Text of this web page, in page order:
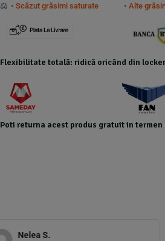
⚖️ • Scăzut grăsimi saturate • Alte
Flexibilitate totală: ridică oricând din
Poti returna acest produs gratuit in termen
Nelea S.